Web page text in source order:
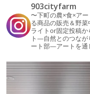
903cityfarm
〜下町の農×食×ア
る商品の販売＆野
ライトor固定投稿か
ト—自然とのつなが
ート部—アートを通